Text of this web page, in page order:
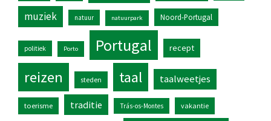
muziek natuur natuurpark Noord-Portugal
politiek Porto Portugal recept
reizen steden taal taalweetjes
toerisme traditie Trás-os-Montes vakantie